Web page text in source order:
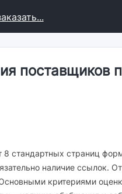
поставщиков
стандартных страниц
наличие ссылок.
критериями